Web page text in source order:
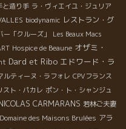
と造り手 ラ・ヴィエイユ・ジュリア
biodynamic レストラン・グ
ー「クルーズ」
Les Beaux Macs
Hospice de Beaune オザミ・
Dard et Ribo エドワード・ラ
ルティーヌ・ラフォレ CPVフランス
スト・パカレ ポン・ト・シャンジュ
CARMARANS 若林ご夫妻
Domaine des Maisons Brulées アラ